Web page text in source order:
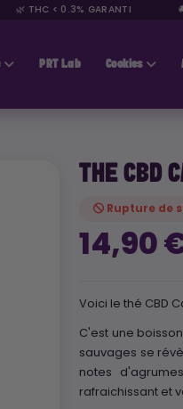
🌿 THC < 0.3% GARANTI 🚚
PRT Lab Cookies
THE CBD
Rupture de
14,90
Voici le thé CBD
C'est une
sauvages se
notes
rafraichissant et